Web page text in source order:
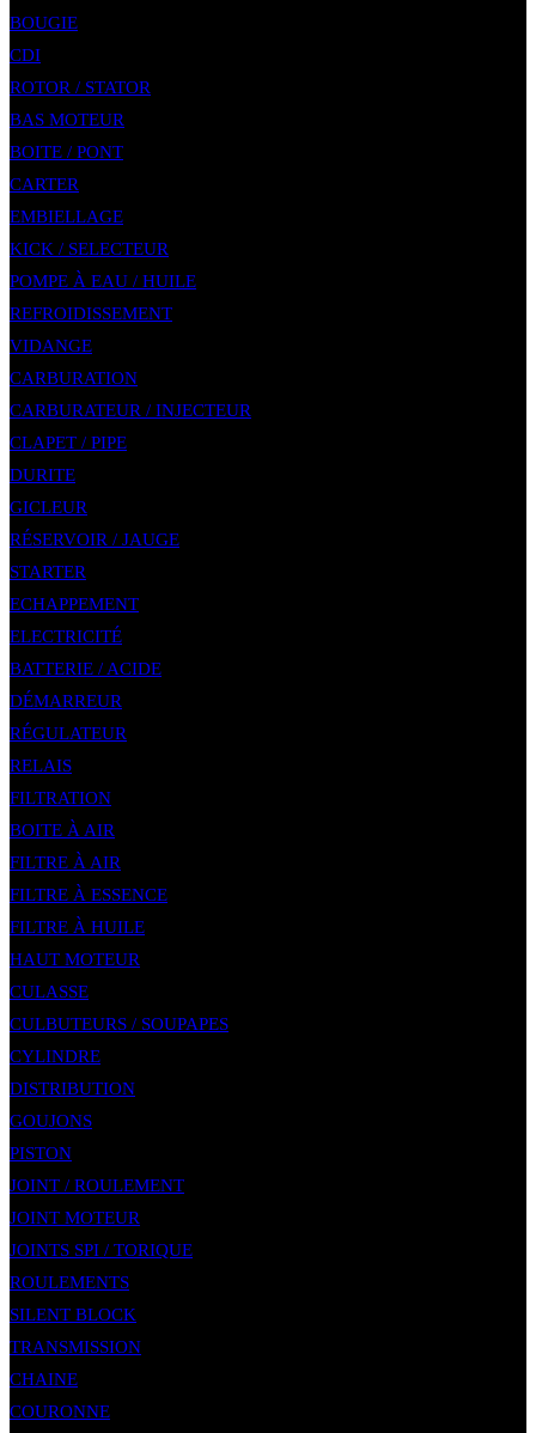
BOUGIE
CDI
ROTOR / STATOR
BAS MOTEUR
BOITE / PONT
CARTER
EMBIELLAGE
KICK / SELECTEUR
POMPE À EAU / HUILE
REFROIDISSEMENT
VIDANGE
CARBURATION
CARBURATEUR / INJECTEUR
CLAPET / PIPE
DURITE
GICLEUR
RÉSERVOIR / JAUGE
STARTER
ECHAPPEMENT
ELECTRICITÉ
BATTERIE / ACIDE
DÉMARREUR
RÉGULATEUR
RELAIS
FILTRATION
BOITE À AIR
FILTRE À AIR
FILTRE À ESSENCE
FILTRE À HUILE
HAUT MOTEUR
CULASSE
CULBUTEURS / SOUPAPES
CYLINDRE
DISTRIBUTION
GOUJONS
PISTON
JOINT / ROULEMENT
JOINT MOTEUR
JOINTS SPI / TORIQUE
ROULEMENTS
SILENT BLOCK
TRANSMISSION
CHAINE
COURONNE